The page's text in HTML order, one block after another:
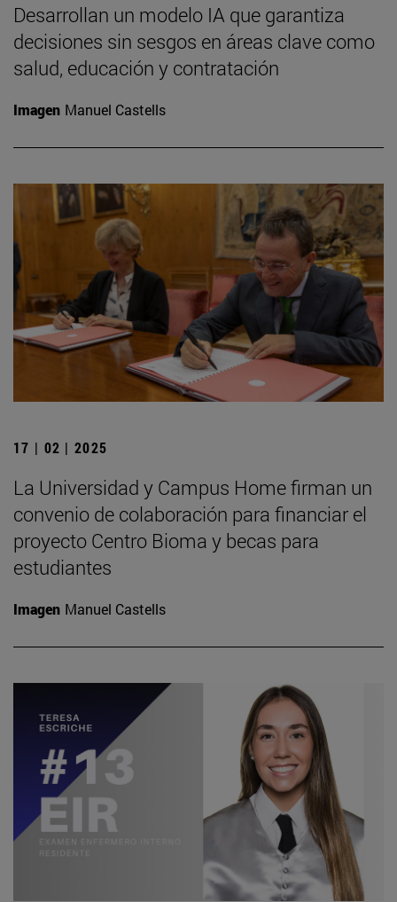
Desarrollan un modelo IA que garantiza
decisiones sin sesgos en áreas clave como
salud, educación y contratación
Imagen Manuel Castells
17 | 02 | 2025
La Universidad y Campus Home firman un
convenio de colaboración para financiar el
proyecto Centro Bioma y becas para
estudiantes
Imagen Manuel Castells